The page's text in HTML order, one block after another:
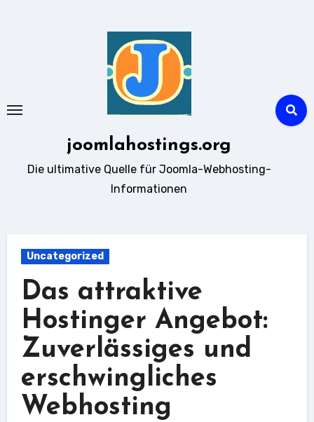
joomlahostings.org
Die ultimative Quelle für Joomla-Webhosting-
Informationen
Uncategorized
Das attraktive
Hostinger Angebot:
Zuverlässiges und
erschwingliches
Webhosting